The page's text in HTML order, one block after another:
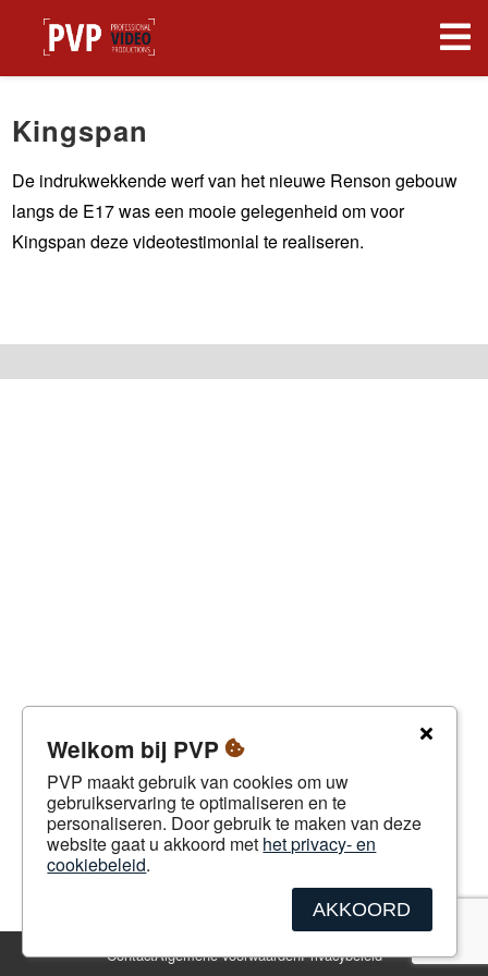
Kingspan
De indrukwekkende werf van het nieuwe Renson gebouw
langs de E17 was een mooie gelegenheid om voor
Kingspan deze videotestimonial te realiseren.
ContactAlgemene voorwaardenPrivacybeleid
Welkom bij PVP
PVP maakt gebruik van cookies om uw
gebruikservaring te optimaliseren en te
personaliseren. Door gebruik te maken van deze
website gaat u akkoord met het privacy- en
cookiebeleid.
AKKOORD